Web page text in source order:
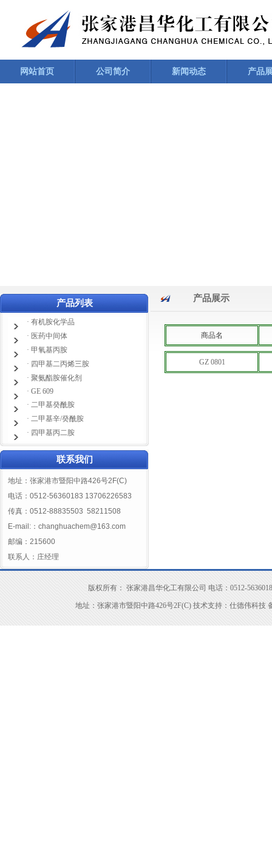
网站首页 公司简介 新闻动态 产品
产品列表
· 有机胺化学品
· 医药中间体
· 甲氧基丙胺
· 四甲基二丙烯三胺
· 聚氨酯胺催化剂
· GE 609
· 二甲基癸酰胺
· 二甲基辛/癸酰胺
· 四甲基丙二胺
联系我们
地址：张家港市暨阳中路426号2F(C)
电话：0512-56360183 13706226583
传真：0512-88835503 58211508
E-mail:： changhuachem@163.com
邮编：215600
联系人：庄经理
产品展示
商品名
GZ 0801
版权所有： 张家港昌华化工有限公司 电话：0512-
地址：张家港市暨阳中路426号2F(C) 技术支持： 仕德伟科技